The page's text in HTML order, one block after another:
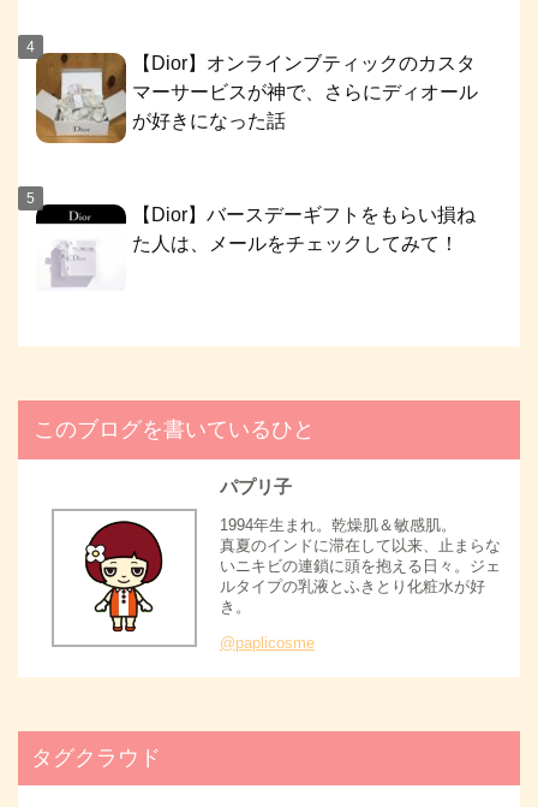
【Dior】オンラインブティックのカスタ
マーサービスが神で、さらにディオール
が好きになった話
【Dior】バースデーギフトをもらい損ね
た人は、メールをチェックしてみて！
このブログを書いているひと
パプリ子
1994年生まれ。乾燥肌＆敏感肌。
真夏のインドに滞在して以来、止まらな
いニキビの連鎖に頭を抱える日々。ジェ
ルタイプの乳液とふきとり化粧水が好
き。
@paplicosme
タグクラウド